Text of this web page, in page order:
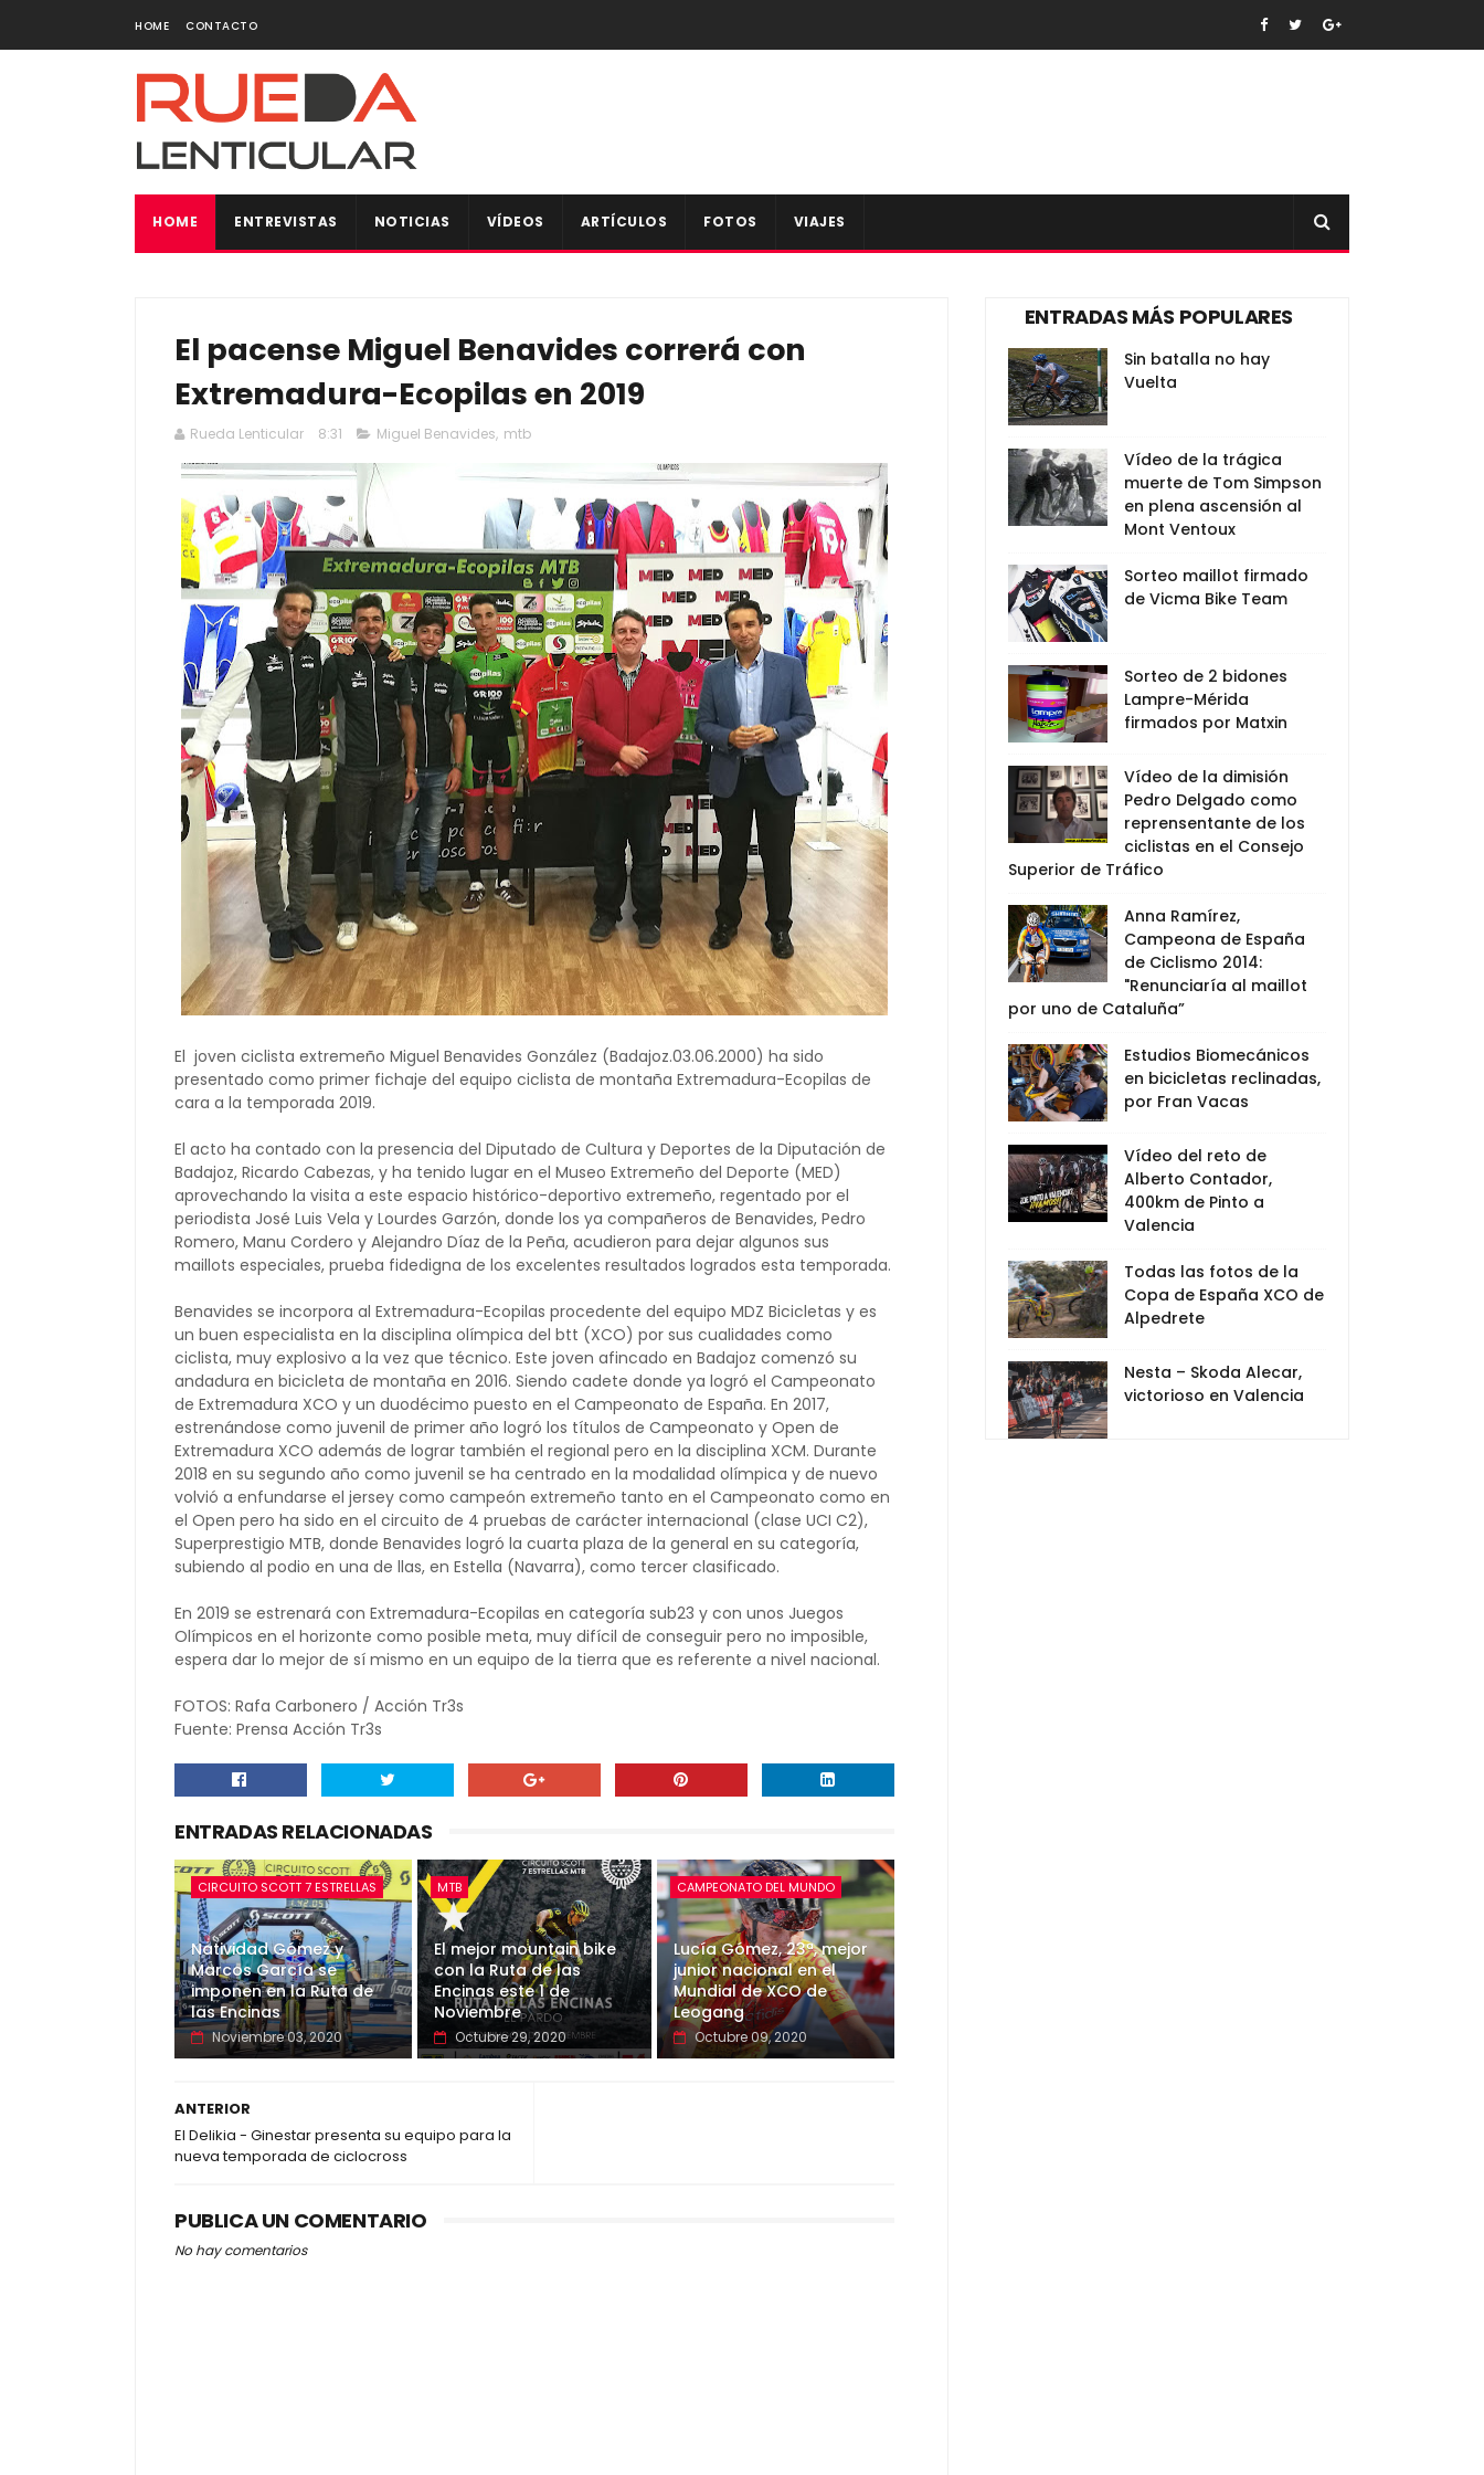
HOME CONTACTO
HOME ENTREVISTAS NOTICIAS VÍDEOS ARTÍCULOS FOTOS VIAJES
El pacense Miguel Benavides correrá con
Extremadura-Ecopilas en 2019
Rueda Lenticular 8:31 Miguel Benavides, mtb
El joven ciclista extremeño Miguel Benavides González (Badajoz.03.06.2000) ha sido
presentado como primer fichaje del equipo ciclista de montaña Extremadura-Ecopilas de
cara a la temporada 2019.
El acto ha contado con la presencia del Diputado de Cultura y Deportes de la Diputación de
Badajoz, Ricardo Cabezas, y ha tenido lugar en el Museo Extremeño del Deporte (MED)
aprovechando la visita a este espacio histórico-deportivo extremeño, regentado por el
periodista José Luis Vela y Lourdes Garzón, donde los ya compañeros de Benavides, Pedro
Romero, Manu Cordero y Alejandro Díaz de la Peña, acudieron para dejar algunos sus
maillots especiales, prueba fidedigna de los excelentes resultados logrados esta temporada.
Benavides se incorpora al Extremadura-Ecopilas procedente del equipo MDZ Bicicletas y es
un buen especialista en la disciplina olímpica del btt (XCO) por sus cualidades como
ciclista, muy explosivo a la vez que técnico. Este joven afincado en Badajoz comenzó su
andadura en bicicleta de montaña en 2016. Siendo cadete donde ya logró el Campeonato
de Extremadura XCO y un duodécimo puesto en el Campeonato de España. En 2017,
estrenándose como juvenil de primer año logró los títulos de Campeonato y Open de
Extremadura XCO además de lograr también el regional pero en la disciplina XCM. Durante
2018 en su segundo año como juvenil se ha centrado en la modalidad olímpica y de nuevo
volvió a enfundarse el jersey como campeón extremeño tanto en el Campeonato como en
el Open pero ha sido en el circuito de 4 pruebas de carácter internacional (clase UCI C2),
Superprestigio MTB, donde Benavides logró la cuarta plaza de la general en su categoría,
subiendo al podio en una de llas, en Estella (Navarra), como tercer clasificado.
En 2019 se estrenará con Extremadura-Ecopilas en categoría sub23 y con unos Juegos
Olímpicos en el horizonte como posible meta, muy difícil de conseguir pero no imposible,
espera dar lo mejor de sí mismo en un equipo de la tierra que es referente a nivel nacional.
FOTOS: Rafa Carbonero / Acción Tr3s
Fuente: Prensa Acción Tr3s
ENTRADAS RELACIONADAS
CIRCUITO SCOTT 7 ESTRELLAS
Natividad Gómez y
Marcos García se
imponen en la Ruta de
las Encinas
Noviembre 03, 2020
MTB
El mejor mountain bike
con la Ruta de las
Encinas este 1 de
Noviembre
Octubre 29, 2020
CAMPEONATO DEL MUNDO
Lucía Gómez, 23ª, mejor
junior nacional en el
Mundial de XCO de
Leogang
Octubre 09, 2020
ANTERIOR
El Delikia - Ginestar presenta su equipo para la
nueva temporada de ciclocross
PUBLICA UN COMENTARIO
No hay comentarios
ENTRADAS MÁS POPULARES
Sin batalla no hay
Vuelta
Vídeo de la trágica
muerte de Tom Simpson
en plena ascensión al
Mont Ventoux
Sorteo maillot firmado
de Vicma Bike Team
Sorteo de 2 bidones
Lampre-Mérida
firmados por Matxin
Vídeo de la dimisión
Pedro Delgado como
reprensentante de los
ciclistas en el Consejo
Superior de Tráfico
Anna Ramírez,
Campeona de España
de Ciclismo 2014:
"Renunciaría al maillot
por uno de Cataluña”
Estudios Biomecánicos
en bicicletas reclinadas,
por Fran Vacas
Vídeo del reto de
Alberto Contador,
400km de Pinto a
Valencia
Todas las fotos de la
Copa de España XCO de
Alpedrete
Nesta – Skoda Alecar,
victorioso en Valencia